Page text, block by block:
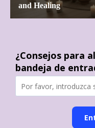
¿Consejos para
bandeja de